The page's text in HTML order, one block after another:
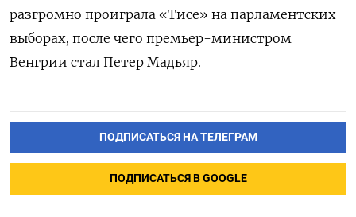
разгромно проиграла «Тисе» на парламентских
выборах, после чего премьер-министром
Венгрии стал Петер Мадьяр.
ПОДПИСАТЬСЯ НА ТЕЛЕГРАМ
ПОДПИСАТЬСЯ В GOOGLE